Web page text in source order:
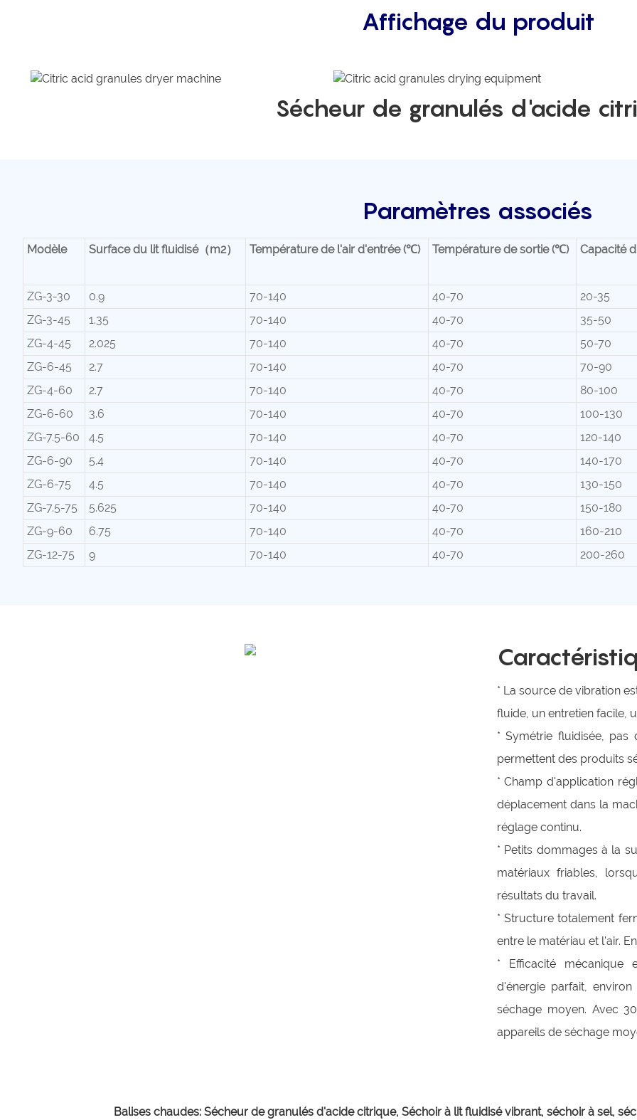
Affichage du produit
Sécheur de granulés d'acide
Paramètres associés
Modèle Surface du lit fluidisé（m2） Température de l'air d'entrée (℃) Température de sortie (℃) Capacité
ZG-3-30 0.9 70-140 40-70
20-35
ZG-3-45
1.35 70-140 40-70
35-50
ZG-4-45
2.025 70-140 40-70
50-70
ZG-6-45
2.7 70-140 40-70
70-90
ZG-4-60
2.7 70-140 40-70
80-100
ZG-6-60
3.6 70-140 40-70
100-130
ZG-7.5-60
4.5 70-140 40-70
120-140
ZG-6-90
5.4 70-140 40-70
140-170
ZG-6-75
4.5 70-140 40-70
130-150
ZG-7.5-75
5.625 70-140 40-70
150-180
ZG-9-60
6.75 70-140 40-70
160-210
ZG-12-75
9 70-140 40-70 200-260
* La source de vibration
fluide, un entretien facile,
* Symétrie fluidisée,
permettent des produits
* Champ d'application
déplacement dans la
réglage continu.
* Petits dommages à la
matériaux friables,
résultats du travail.
* Structure totalement
entre le matériau et l'air.
* Efficacité mécanique
d'énergie parfait,
séchage moyen. Avec
appareils de séchage
Balises chaudes: Sécheur de granulés d'acide citrique, Séchoir à lit fluidisé vibrant, séchoir à sel,